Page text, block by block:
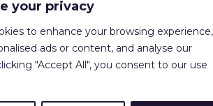
your privacy
to enhance your browsing experience,
ads or content, and analyse our
"Accept All", you consent to our use
ar gyfer
Uwch